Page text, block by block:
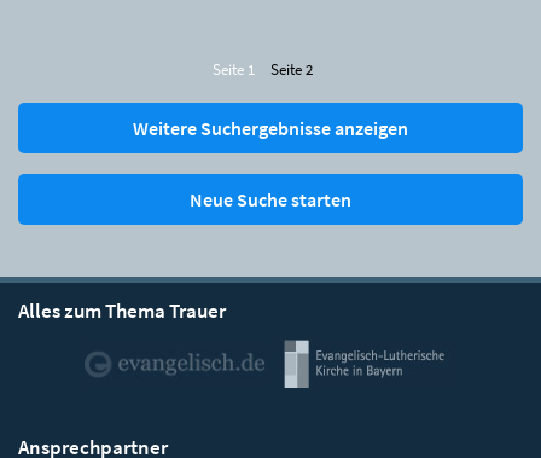
Seite 1 Seite 2
Weitere Suchergebnisse anzeigen
Neue Suche starten
Alles zum Thema Trauer
Ansprechpartner